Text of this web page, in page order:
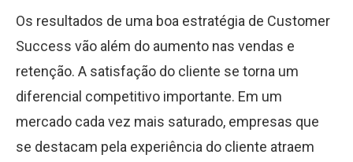
Os resultados de uma boa estratégia de Customer
Success vão além do aumento nas vendas e
retenção. A satisfação do cliente se torna um
diferencial competitivo importante. Em um
mercado cada vez mais saturado, empresas que
se destacam pela experiência do cliente atraem